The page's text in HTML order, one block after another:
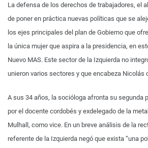
La defensa de los derechos de trabajadores, el
de poner en práctica nuevas políticas que se
los ejes principales del plan de Gobierno que
la única mujer que aspira a la presidencia, en
Nuevo MAS. Este sector de la Izquierda no
unieron varios sectores y que encabeza Nicolás
A sus 34 años, la socióloga afronta su segunda
por el docente cordobés y exdelegado de la
Mulhall, como vice. En un breve análisis de la
referente de la Izquierda negó que exista “una